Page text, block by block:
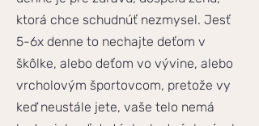
ktorá chce schudnúť nezmysel. Jesť
5-6x denne to nechajte deťom v
škôlke, alebo deťom vo vývine, alebo
vrcholovým športovcom, pretože vy
keď neustále jete, vaše telo nemá